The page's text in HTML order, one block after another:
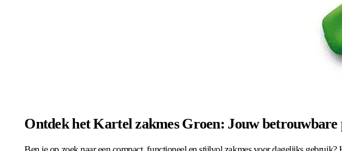
Ontdek het Kartel zakmes Groen: Jouw